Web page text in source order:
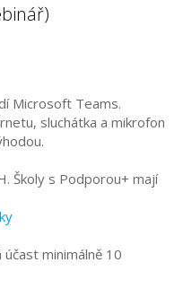
Microsoft Teams.
sluchátka a mikrofon
Školy s Podporou+ mají
minimálně 10